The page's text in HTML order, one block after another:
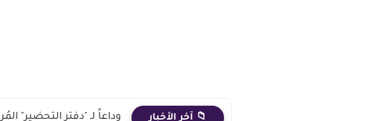
📁 آخر الأخبار وداعاً لـ "دفتر التحضير"